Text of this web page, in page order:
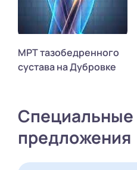
МРТ тазобедренного
сустава на Дубровке
Специальные
предложения